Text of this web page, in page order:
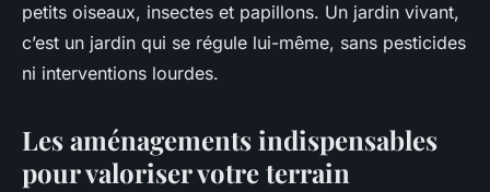
petits oiseaux, insectes et papillons. Un jardin vivant,
c’est un jardin qui se régule lui-même, sans pesticides
ni interventions lourdes.
Les aménagements indispensables
pour valoriser votre terrain